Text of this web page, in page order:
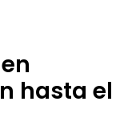
hasta el